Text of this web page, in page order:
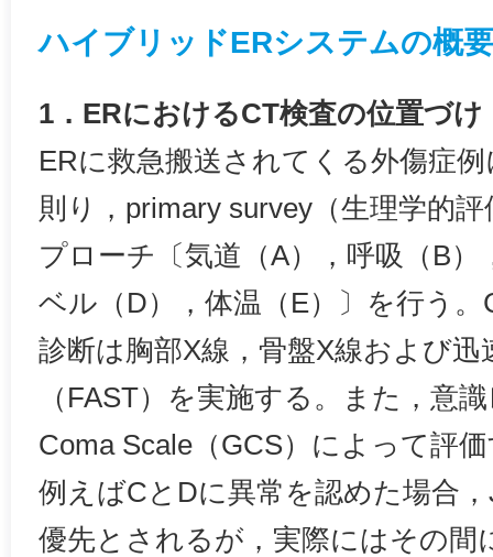
ハイブリッドERシステムの概要
1．ERにおけるCT検査の位置づけ
ERに救急搬送されてくる外傷症
則り，primary survey（生理学的
プローチ〔気道（A），呼吸（B）
ベル（D），体温（E）〕を行う
診断は胸部X線，骨盤X線および迅
（FAST）を実施する。また，意
Coma Scale（GCS）によって評
例えばCとDに異常を認めた場合
優先とされるが，実際にはその間